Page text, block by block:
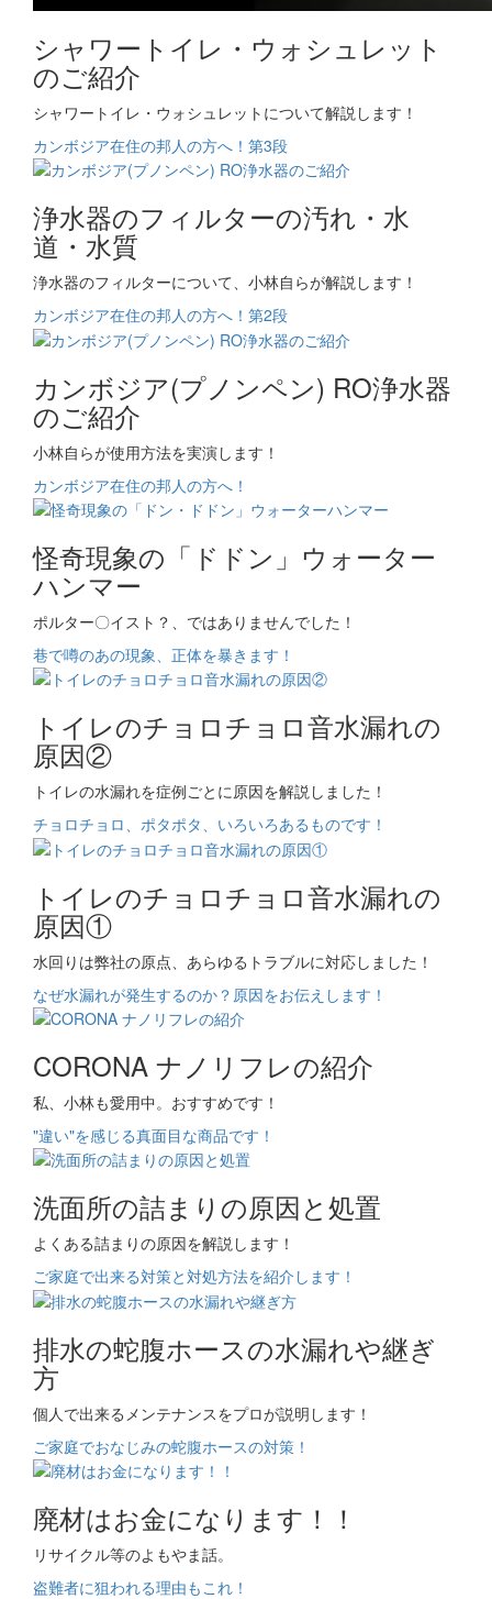
シャワートイレ・ウォシュレット
のご紹介
シャワートイレ・ウォシュレットについて解説します！
カンボジア在住の邦人の方へ！第3段
浄水器のフィルターの汚れ・水
道・水質
浄水器のフィルターについて、小林自らが解説します！
カンボジア在住の邦人の方へ！第2段
カンボジア(プノンペン) RO浄水器
のご紹介
小林自らが使用方法を実演します！
カンボジア在住の邦人の方へ！
怪奇現象の「ドドン」ウォーター
ハンマー
ポルター〇イスト？、ではありませんでした！
巷で噂のあの現象、正体を暴きます！
トイレのチョロチョロ音水漏れの
原因②
トイレの水漏れを症例ごとに原因を解説しました！
チョロチョロ、ポタポタ、いろいろあるものです！
トイレのチョロチョロ音水漏れの
原因①
水回りは弊社の原点、あらゆるトラブルに対応しました！
なぜ水漏れが発生するのか？原因をお伝えします！
CORONA ナノリフレの紹介
私、小林も愛用中。おすすめです！
"違い"を感じる真面目な商品です！
洗面所の詰まりの原因と処置
よくある詰まりの原因を解説します！
ご家庭で出来る対策と対処方法を紹介します！
排水の蛇腹ホースの水漏れや継ぎ
方
個人で出来るメンテナンスをプロが説明します！
ご家庭でおなじみの蛇腹ホースの対策！
廃材はお金になります！！
リサイクル等のよもやま話。
盗難者に狙われる理由もこれ！